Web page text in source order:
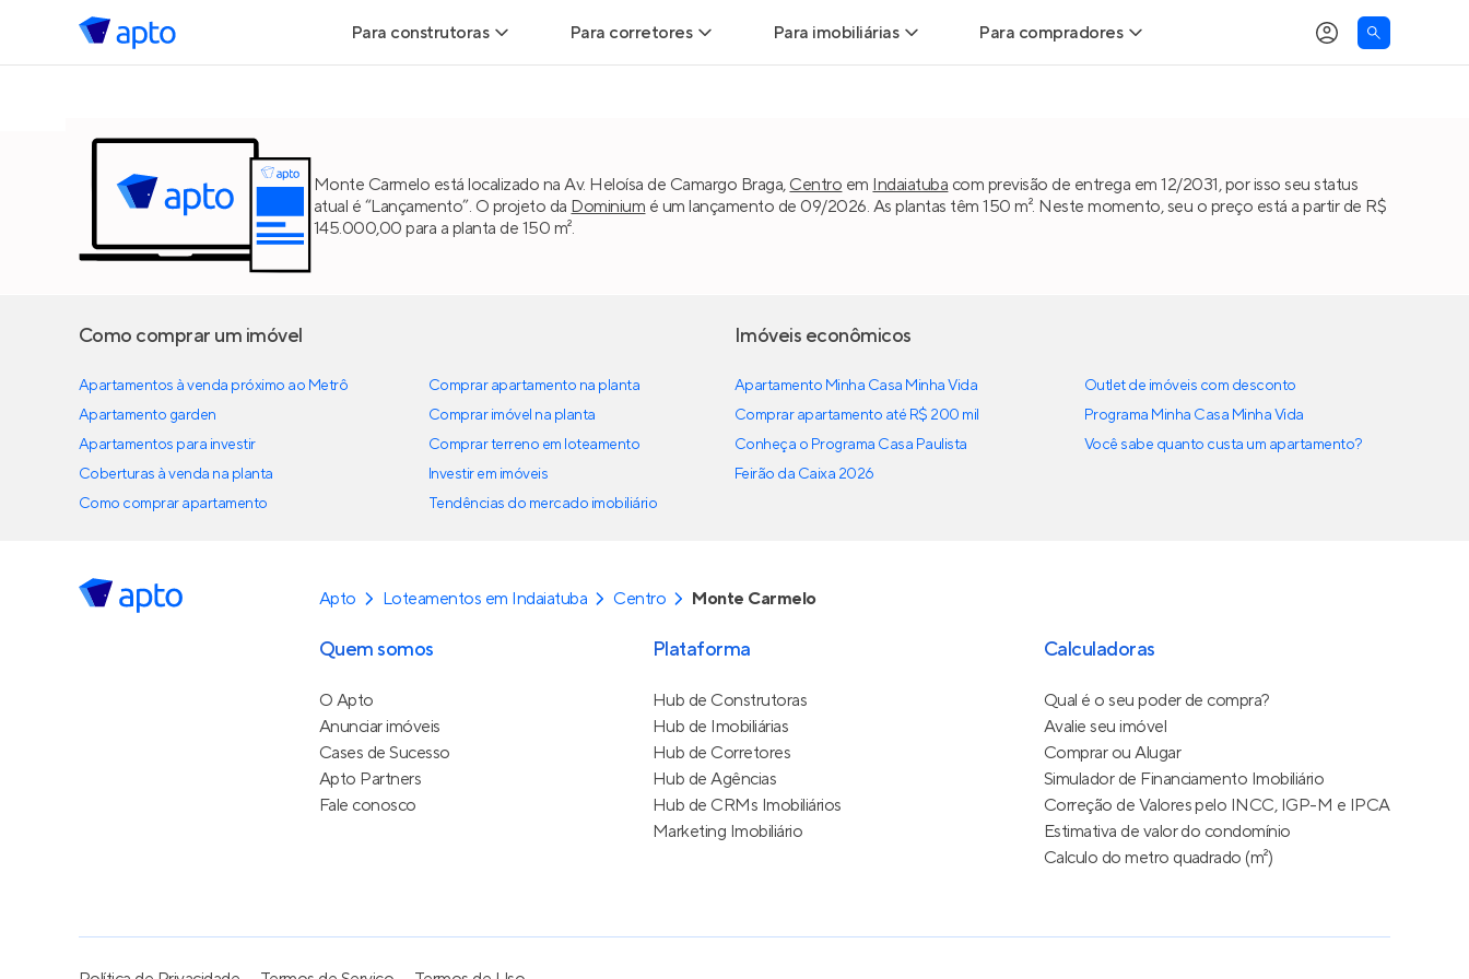
Para construtoras
Geração de Vendas
Anunciar Imóveis
Para corretores
Parcerias imobiliárias
Anunciar imóveis
Para imobiliárias
Anunciar imóveis
Para compradores
Comprar x Alugar
Encontre um corretor
Monte Carmelo está localizado na Av. Heloísa de Camargo Braga, Centro em Indaiatuba com previsão de entrega em 12/2031, por isso seu status
atual é “Lançamento”. O projeto da Dominium é um lançamento de 09/2026. As plantas têm 150 m². Neste momento, seu o preço está a partir de R$
145.000,00 para a planta de 150 m².
Como comprar um imóvel
Apartamentos à venda próximo ao Metrô
Apartamento garden
Apartamentos para investir
Coberturas à venda na planta
Como comprar apartamento
Comprar apartamento na planta
Comprar imóvel na planta
Comprar terreno em loteamento
Investir em imóveis
Tendências do mercado imobiliário
Imóveis econômicos
Apartamento Minha Casa Minha Vida
Comprar apartamento até R$ 200 mil
Conheça o Programa Casa Paulista
Feirão da Caixa 2026
Outlet de imóveis com desconto
Programa Minha Casa Minha Vida
Você sabe quanto custa um apartamento?
Apto Loteamentos em Indaiatuba Centro Monte Carmelo
Quem somos
O Apto
Anunciar imóveis
Cases de Sucesso
Apto Partners
Fale conosco
Plataforma
Hub de Construtoras
Hub de Imobiliárias
Hub de Corretores
Hub de Agências
Hub de CRMs Imobiliários
Marketing Imobiliário
Calculadoras
Qual é o seu poder de compra?
Avalie seu imóvel
Comprar ou Alugar
Simulador de Financiamento Imobiliário
Correção de Valores pelo INCC, IGP-M e IPCA
Estimativa de valor do condomínio
Calculo do metro quadrado (m²)